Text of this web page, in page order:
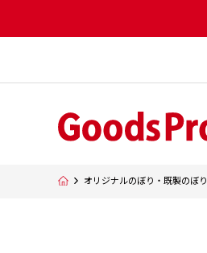
オリジナルのぼり・既製のぼり